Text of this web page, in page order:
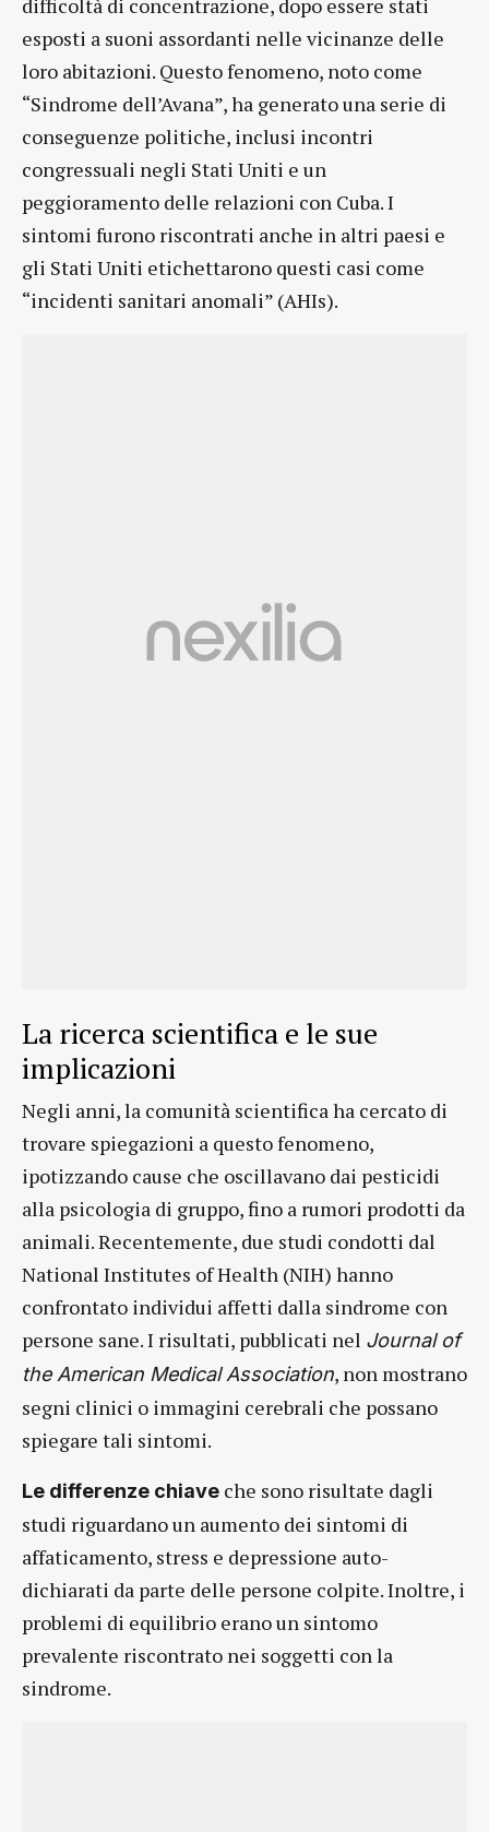
difficoltà di concentrazione, dopo essere stati
esposti a suoni assordanti nelle vicinanze delle
loro abitazioni. Questo fenomeno, noto come
“Sindrome dell’Avana”, ha generato una serie di
conseguenze politiche, inclusi incontri
congressuali negli Stati Uniti e un
peggioramento delle relazioni con Cuba. I
sintomi furono riscontrati anche in altri paesi e
gli Stati Uniti etichettarono questi casi come
“incidenti sanitari anomali” (AHIs).
La ricerca scientifica e le sue
implicazioni
Negli anni, la comunità scientifica ha cercato di
trovare spiegazioni a questo fenomeno,
ipotizzando cause che oscillavano dai pesticidi
alla psicologia di gruppo, fino a rumori prodotti da
animali. Recentemente, due studi condotti dal
National Institutes of Health (NIH) hanno
confrontato individui affetti dalla sindrome con
persone sane. I risultati, pubblicati nel Journal of
the American Medical Association, non mostrano
segni clinici o immagini cerebrali che possano
spiegare tali sintomi.
Le differenze chiave che sono risultate dagli
studi riguardano un aumento dei sintomi di
affaticamento, stress e depressione auto-
dichiarati da parte delle persone colpite. Inoltre, i
problemi di equilibrio erano un sintomo
prevalente riscontrato nei soggetti con la
sindrome.